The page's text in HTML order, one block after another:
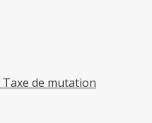
Taxe de mutation